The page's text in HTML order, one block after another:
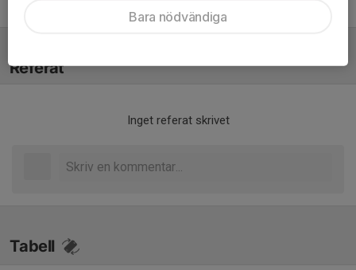
Referat
Inget referat skrivet
Tabell
Bara nödvändiga